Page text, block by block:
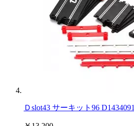
Ｄslot43 サーキット96 D1434091